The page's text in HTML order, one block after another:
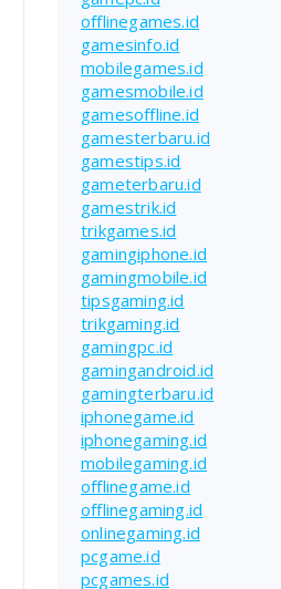
offlinegames.id
gamesinfo.id
mobilegames.id
gamesmobile.id
gamesoffline.id
gamesterbaru.id
gamestips.id
gameterbaru.id
gamestrik.id
trikgames.id
gamingiphone.id
gamingmobile.id
tipsgaming.id
trikgaming.id
gamingpc.id
gamingandroid.id
gamingterbaru.id
iphonegame.id
iphonegaming.id
mobilegaming.id
offlinegame.id
offlinegaming.id
onlinegaming.id
pcgame.id
pcgames.id